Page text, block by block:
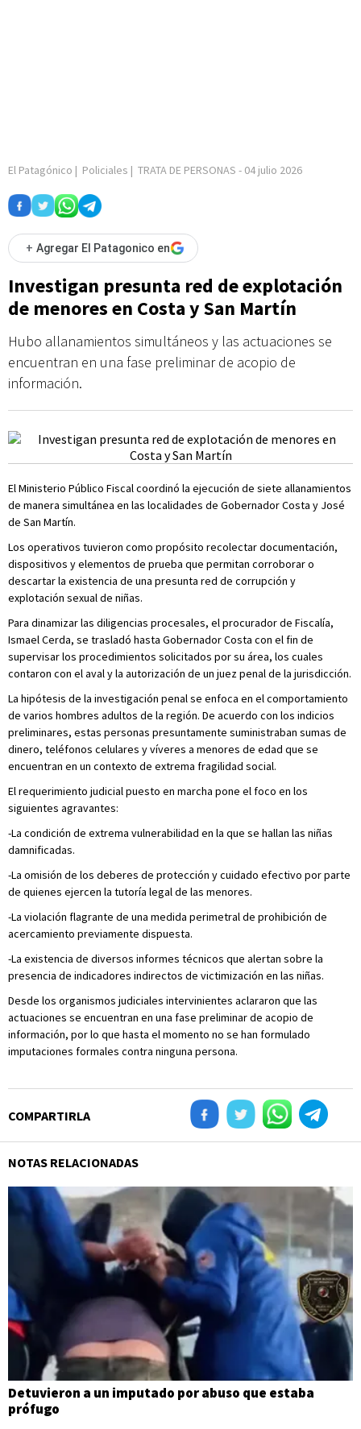
El Patagónico | Policiales | TRATA DE PERSONAS - 04 julio 2026
+ Agregar El Patagonico en
Investigan presunta red de explotación
de menores en Costa y San Martín
Hubo allanamientos simultáneos y las actuaciones se
encuentran en una fase preliminar de acopio de
información.
El Ministerio Público Fiscal coordinó la ejecución de siete allanamientos
de manera simultánea en las localidades de Gobernador Costa y José
de San Martín.
Los operativos tuvieron como propósito recolectar documentación,
dispositivos y elementos de prueba que permitan corroborar o
descartar la existencia de una presunta red de corrupción y
explotación sexual de niñas.
Para dinamizar las diligencias procesales, el procurador de Fiscalía,
Ismael Cerda, se trasladó hasta Gobernador Costa con el fin de
supervisar los procedimientos solicitados por su área, los cuales
contaron con el aval y la autorización de un juez penal de la jurisdicción.
La hipótesis de la investigación penal se enfoca en el comportamiento
de varios hombres adultos de la región. De acuerdo con los indicios
preliminares, estas personas presuntamente suministraban sumas de
dinero, teléfonos celulares y víveres a menores de edad que se
encuentran en un contexto de extrema fragilidad social.
El requerimiento judicial puesto en marcha pone el foco en los
siguientes agravantes:
-La condición de extrema vulnerabilidad en la que se hallan las niñas
damnificadas.
-La omisión de los deberes de protección y cuidado efectivo por parte
de quienes ejercen la tutoría legal de las menores.
-La violación flagrante de una medida perimetral de prohibición de
acercamiento previamente dispuesta.
-La existencia de diversos informes técnicos que alertan sobre la
presencia de indicadores indirectos de victimización en las niñas.
Desde los organismos judiciales intervinientes aclararon que las
actuaciones se encuentran en una fase preliminar de acopio de
información, por lo que hasta el momento no se han formulado
imputaciones formales contra ninguna persona.
COMPARTIRLA
NOTAS RELACIONADAS
Detuvieron a un imputado por abuso que estaba
prófugo